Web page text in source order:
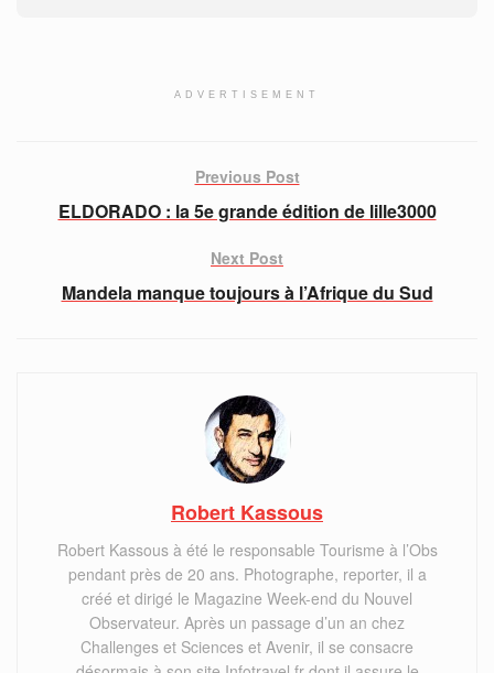
ADVERTISEMENT
Previous Post
ELDORADO : la 5e grande édition de lille3000
Next Post
Mandela manque toujours à l’Afrique du Sud
Robert Kassous
Robert Kassous à été le responsable Tourisme à l’Obs
pendant près de 20 ans. Photographe, reporter, il a
créé et dirigé le Magazine Week-end du Nouvel
Observateur. Après un passage d’un an chez
Challenges et Sciences et Avenir, il se consacre